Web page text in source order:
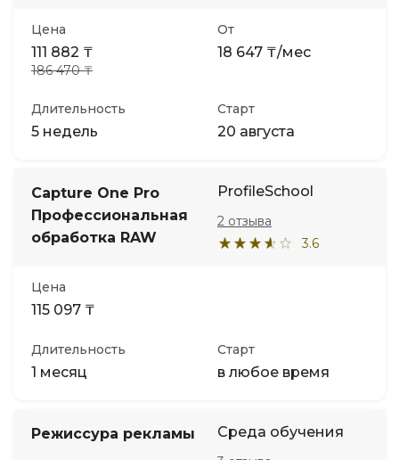
Цена
111 882 ₸
186 470 ₸
От
18 647 ₸/мес
Длительность
5 недель
Старт
20 августа
Capture One Pro
Профессиональная
обработка RAW
ProfileSchool
3.6
2 отзыва
Цена
115 097 ₸
Длительность
1 месяц
Старт
в любое время
Режиссура рекламы Среда обучения